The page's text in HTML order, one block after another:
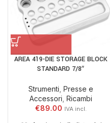
AREA 419-DIE STORAGE BLOCK
STANDARD 7/8″
Strumenti Presse e
Accessori Ricambi
€89.00